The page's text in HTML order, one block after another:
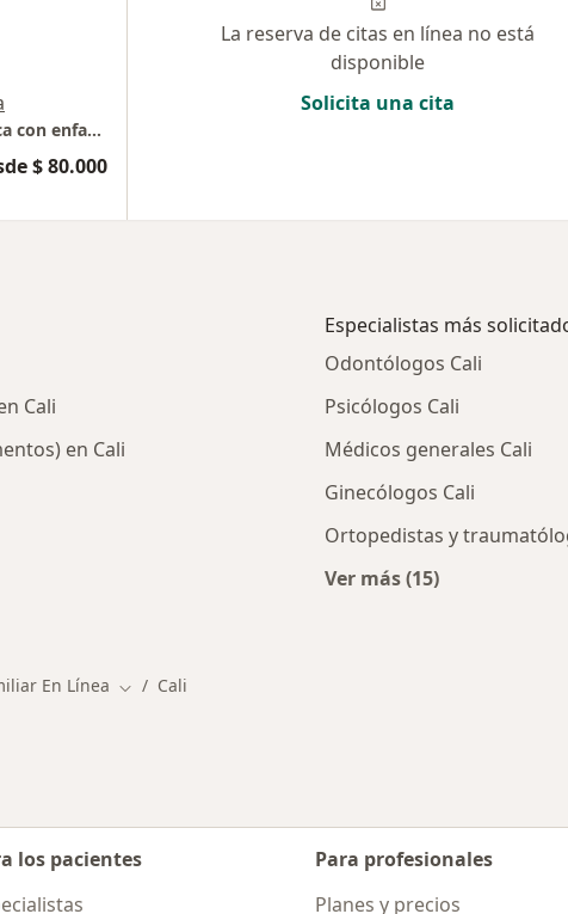
Psicología, orientadora familiar sistémica con enfados en constelaciones familiares, consultora en descodificacion psicobiologica
$ 80.000
La reserva de citas en línea no está
disponible
Solicita una cita
Cali
en Cali
Especialistas más
Odontólogos Cali
Psicólogos Cali
Médicos generales Cali
Ginecólogos Cali
Ortopedistas y
Ver más (15)
En Línea Cambiar de ciudad
Cali
los pacientes
Para profesionales
Planes y precios